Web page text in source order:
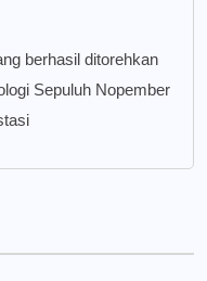
berhasil ditorehkan
Sepuluh Nopember